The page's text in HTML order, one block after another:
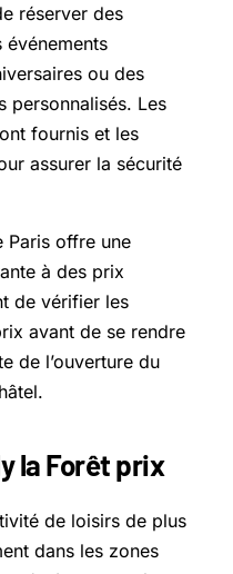
réserver des
événements
ou des
personnalisés. Les
fournis et les
assurer la sécurité
Paris offre une
à des prix
de vérifier les
avant de se rendre
de l’ouverture du
la Forêt prix
de loisirs de plus
dans les zones